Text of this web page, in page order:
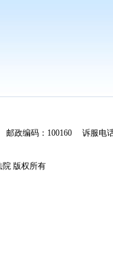
邮政编码：100160 诉服电
版权所有